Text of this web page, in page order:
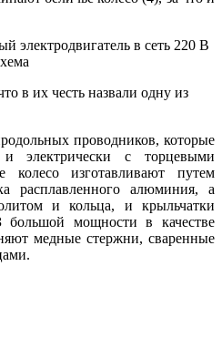
в их честь назвали одну из
проводников, которые
электрически с торцевыми
колесо изготавливают путем
расплавленного алюминия, а
и кольца, и крыльчатки
мощности в качестве
медные стержни, сваренные